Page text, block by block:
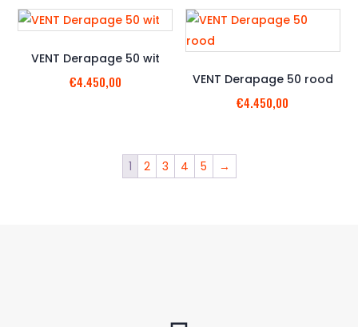
VENT Derapage 50 wit
€4.450,00 VENT Derapage 50 rood
€4.450,00
1 2 3 4 5 →